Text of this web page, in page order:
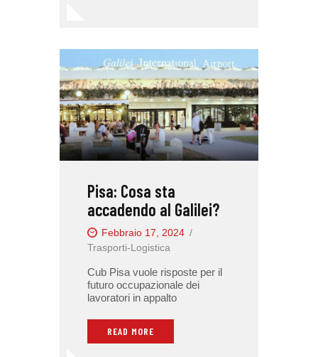
Pisa: Cosa sta
accadendo al Galilei?
Febbraio 17, 2024
Trasporti-Logistica
Cub Pisa vuole risposte per il
futuro occupazionale dei
lavoratori in appalto
READ MORE